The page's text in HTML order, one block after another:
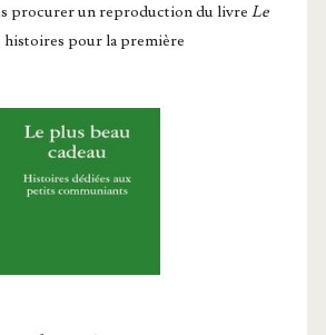
pro­cu­rer un repro­duc­tion du livre Le
histoires pour la première